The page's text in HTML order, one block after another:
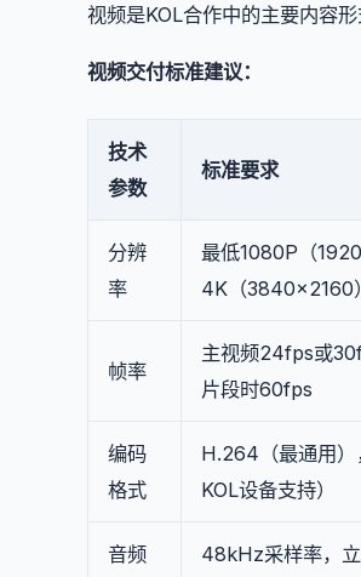
视频是KOL合作中的主要内容
视频交付标准建议：
技术
参数
标准要求
分辨
率
最低1080P（
4K（3840×2160）
帧率
主视频24fps或
片段时60fps
编码
格式
H.264（最通用
KOL设备支持）
音频
48kHz采样率，立